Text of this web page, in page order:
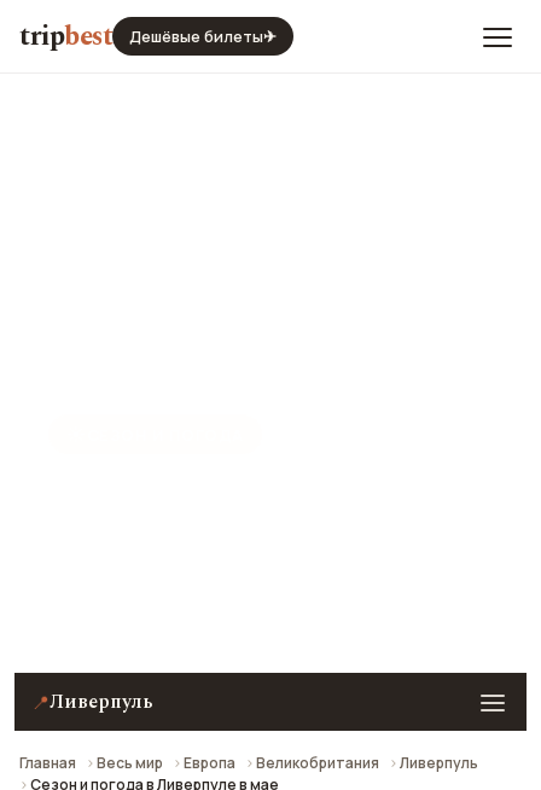
tripbest Дешёвые билеты✈
📍Ливерпуль
Главная Весь мир Европа Великобритания
Ливерпуль
Сезон и погода в Ливерпуле в мае